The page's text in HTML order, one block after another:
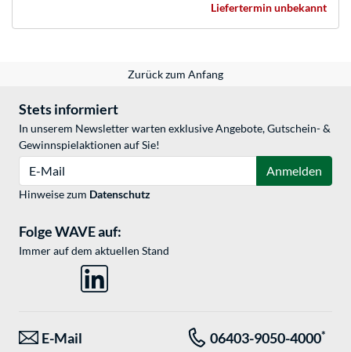
Liefertermin unbekannt
Zurück zum Anfang
Stets informiert
In unserem Newsletter warten exklusive Angebote, Gutschein- &
Gewinnspielaktionen auf Sie!
Anmelden
Hinweise zum Datenschutz
Folge WAVE auf:
Immer auf dem aktuellen Stand
E-Mail 06403-9050-4000*